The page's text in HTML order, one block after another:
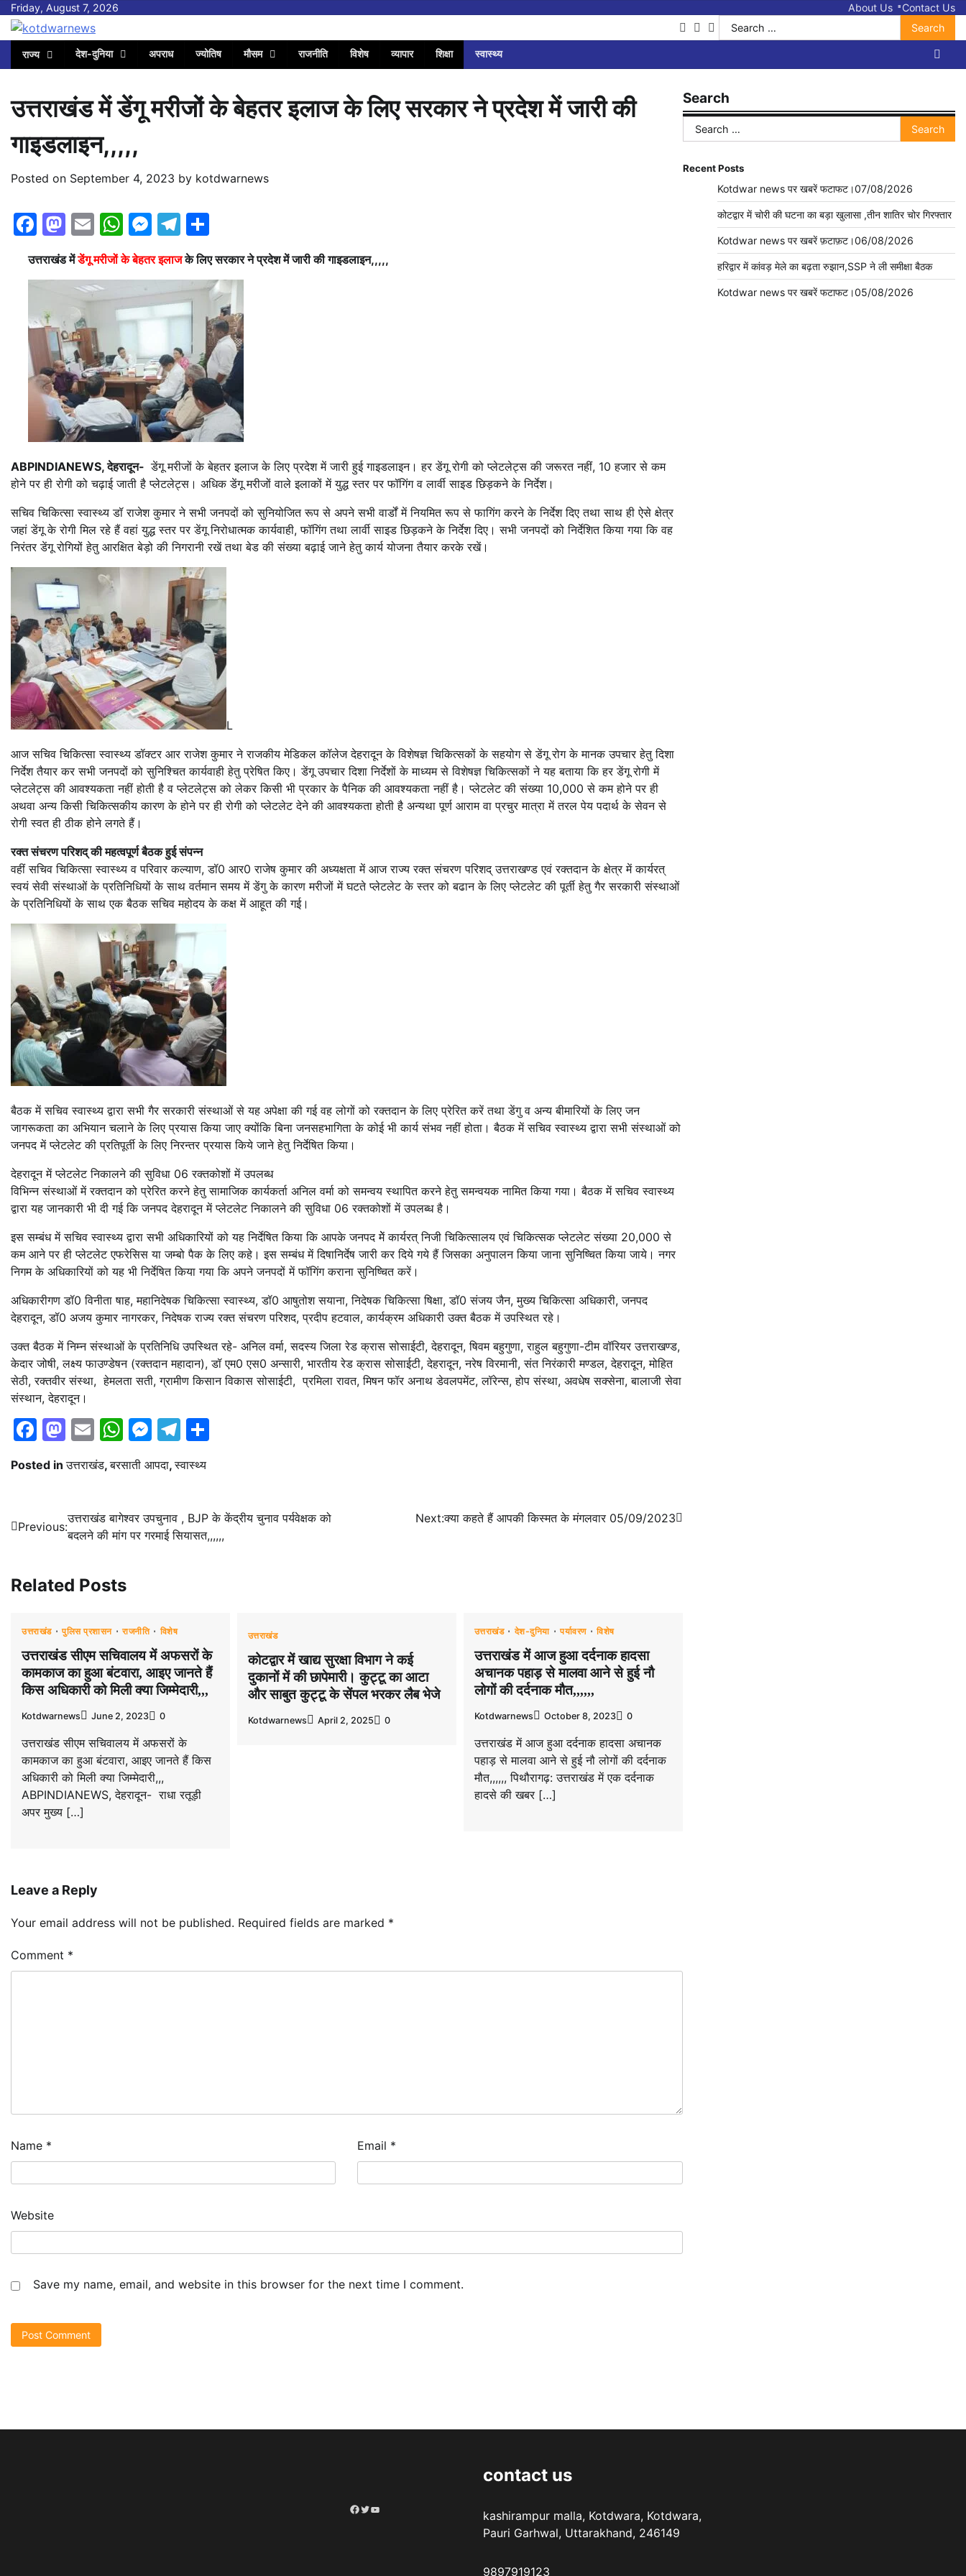
Skip
content
Friday, August 7, 2026 About Us Contact Us
facebook
twitter
youtube
Search
for:
राज्य देश-दुनिया अपराध ज्योतिष मौसम राजनीति विशेष व्यापार शिक्षा स्वास्थ्य
उत्तराखंड में डेंगू मरीजों के बेहतर इलाज के लिए सरकार ने प्रदेश में जारी की
गाइडलाइन,,,,,
Posted on September 4, 2023 by kotdwarnews
Facebook
Mastodon
EmailWhatsApp
Messenger
Telegram
उत्तराखंड मेंडेंगू मरीजों के बेहतर इलाजके लिए सरकार ने प्रदेश में जारी की गाइडलाइन,,,,,
ABPINDIANEWS, देहरादून- डेंगू मरीजों के बेहतर इलाज के लिए प्रदेश में जारी हुई गाइडलाइन। हर डेंगू रोगी को प्लेटलेट्स की जरूरत नहीं, 10 हजार से कम
होने पर ही रोगी को चढ़ाई जाती है प्लेटलेट्स। अधिक डेंगू मरीजों वाले इलाकों में युद्ध स्तर पर फॉगिंग व लार्वी साइड छिड़कने के निर्देश।
सचिव चिकित्सा स्वास्थ्य डॉ राजेश कुमार ने सभी जनपदों को सुनियोजित रूप से अपने सभी वार्डों में नियमित रूप से फागिंग करने के निर्देश दिए तथा साथ ही ऐसे क्षेत्र
जहां डेंगू के रोगी मिल रहे हैं वहां युद्ध स्तर पर डेंगू निरोधात्मक कार्यवाही, फॉगिंग तथा लार्वी साइड छिड़कने के निर्देश दिए। सभी जनपदों को निर्देशित किया गया कि वह
निरंतर डेंगू रोगियों हेतु आरक्षित बेड़ो की निगरानी रखें तथा बेड की संख्या बढ़ाई जाने हेतु कार्य योजना तैयार करके रखें।
L
आज सचिव चिकित्सा स्वास्थ्य डॉक्टर आर राजेश कुमार ने राजकीय मेडिकल कॉलेज देहरादून के विशेषज्ञ चिकित्सकों के सहयोग से डेंगू रोग के मानक उपचार हेतु दिशा
निर्देश तैयार कर सभी जनपदों को सुनिश्चित कार्यवाही हेतु प्रेषित किए। डेंगू उपचार दिशा निर्देशों के माध्यम से विशेषज्ञ चिकित्सकों ने यह बताया कि हर डेंगू रोगी में
प्लेटलेट्स की आवश्यकता नहीं होती है व प्लेटलेट्स को लेकर किसी भी प्रकार के पैनिक की आवश्यकता नहीं है। प्लेटलेट की संख्या 10,000 से कम होने पर ही
अथवा अन्य किसी चिकित्सकीय कारण के होने पर ही रोगी को प्लेटलेट देने की आवश्यकता होती है अन्यथा पूर्ण आराम वा प्रचुर मात्रा में तरल पेय पदार्थ के सेवन से
रोगी स्वत ही ठीक होने लगते हैं।
रक्त संचरण परिशद् की महत्वपूर्ण बैठक हुई संपन्न
वहीं सचिव चिकित्सा स्वास्थ्य व परिवार कल्याण, डॉ0 आर0 राजेष कुमार की अध्यक्षता में आज राज्य रक्त संचरण परिशद् उत्तराखण्ड एवं रक्तदान के क्षेत्र में कार्यरत्
स्वयं सेवी संस्थाओं के प्रतिनिधियों के साथ वर्तमान समय में डेंगु के कारण मरीजों में घटते प्लेटलेट के स्तर को बढान के लिए प्लेटलेट की पूर्ती हेतु गैर सरकारी संस्थाओं
के प्रतिनिधियों के साथ एक बैठक सचिव महोदय के कक्ष में आहूत की गई।
बैठक में सचिव स्वास्थ्य द्वारा सभी गैर सरकारी संस्थाओं से यह अपेक्षा की गई वह लोगों को रक्तदान के लिए प्रेरित करें तथा डेंगु व अन्य बीमारियों के लिए जन
जागरूकता का अभियान चलाने के लिए प्रयास किया जाए क्योंकि बिना जनसहभागिता के कोई भी कार्य संभव नहीं होता। बैठक में सचिव स्वास्थ्य द्वारा सभी संस्थाओं को
जनपद में प्लेटलेट की प्रतिपूर्ती के लिए निरन्तर प्रयास किये जाने हेतु निर्देषित किया।
देहरादून में प्लेटलेट निकालने की सुविधा 06 रक्तकोशों में उपलब्ध
विभिन्न संस्थाओं में रक्तदान को प्रेरित करने हेतु सामाजिक कार्यकर्ता अनिल वर्मा को समन्वय स्थापित करने हेतु समन्वयक नामित किया गया। बैठक में सचिव स्वास्थ्य
द्वारा यह जानकारी भी दी गई कि जनपद देहरादून में प्लेटलेट निकालने की सुविधा 06 रक्तकोशों में उपलब्ध है।
इस सम्बंध में सचिव स्वास्थ्य द्वारा सभी अधिकारियों को यह निर्देषित किया कि आपके जनपद मेें कार्यरत् निजी चिकित्सालय एवं चिकित्सक प्लेटलेट संख्या 20,000 से
कम आने पर ही प्लेटलेट एफरेसिस या जम्बो पैक के लिए कहे। इस सम्बंध में दिषानिर्देष जारी कर दिये गये हैं जिसका अनुपालन किया जाना सुनिष्चित किया जाये। नगर
निगम के अधिकारियों को यह भी निर्देषित किया गया कि अपने जनपदों में फॉगिंग कराना सुनिष्चित करें।
अधिकारीगण डॉ0 विनीता षाह, महानिदेषक चिकित्सा स्वास्थ्य, डॉ0 आषुतोश सयाना, निदेषक चिकित्सा षिक्षा, डॉ0 संजय जैन, मुख्य चिकित्सा अधिकारी, जनपद
देहरादून, डॉ0 अजय कुमार नागरकर, निदेषक राज्य रक्त संचरण परिशद, प्रदीप हटवाल, कार्यक्रम अधिकारी उक्त बैठक में उपस्थित रहे।
उक्त बैठक में निम्न संस्थाओं के प्रतिनिधि उपस्थित रहे- अनिल वर्मा, सदस्य जिला रेड क्रास सोसाईटी, देहरादून, षिवम बहुगुणा, राहुल बहुगुणा-टीम वॉरियर उत्तराखण्ड,
केदार जोषी, लक्ष्य फाउण्डेषन (रक्तदान महादान), डॉ एम0 एस0 अन्सारी, भारतीय रेड क्रास सोसाईटी, देहरादून, नरेष विरमानी, संत निरंकारी मण्डल, देहरादून, मोहित
सेठी, रक्तवीर संस्था, हेमलता सती, ग्रामीण किसान विकास सोसाईटी, प्रमिला रावत, मिषन फॉर अनाथ डेवलपमेंट, लॉरेन्स, होप संस्था, अवधेष सक्सेना, बालाजी सेवा
संस्थान, देहरादून।
Facebook
Mastodon
EmailWhatsApp
Messenger
Telegram
Posted inउत्तराखंड,बरसाती आपदा,स्वास्थ्य
Post
navigation
Previous:
उत्तराखंड बागेश्वर उपचुनाव , BJP के केंद्रीय चुनाव पर्यवेक्षक को
बदलने की मांग पर गरमाई सियासत,,,,,,
Next:क्या कहते हैं आपकी किस्मत के मंगलवार 05/09/2023
Related Posts
उत्तराखंड पुलिस प्रशासन राजनीति विशेष
उत्तराखंड सीएम सचिवालय में अफसरों के
कामकाज का हुआ बंटवारा, आइए जानते हैं
किस अधिकारी को मिली क्या जिम्मेदारी,,,
Kotdwarnews June 2, 2023 0
उत्तराखंड सीएम सचिवालय में अफसरों के
कामकाज का हुआ बंटवारा, आइए जानते हैं किस
अधिकारी को मिली क्या जिम्मेदारी,,,
ABPINDIANEWS, देहरादून- राधा रतूड़ी
अपर मुख्य […]
उत्तराखंड
कोटद्वार में खाद्य सुरक्षा विभाग ने कई
दुकानों में की छापेमारी। कुट्टू का आटा
और साबुत कुट्टू के सेंपल भरकर लैब भेजे
Kotdwarnews April 2, 2025 0
उत्तराखंड देश-दुनिया पर्यावरण विशेष
उत्तराखंड में आज हुआ दर्दनाक हादसा
अचानक पहाड़ से मालवा आने से हुई नौ
लोगों की दर्दनाक मौत,,,,,,
Kotdwarnews October 8, 2023 0
उत्तराखंड में आज हुआ दर्दनाक हादसा अचानक
पहाड़ से मालवा आने से हुई नौ लोगों की दर्दनाक
मौत,,,,,, पिथौरागढ़: उत्तराखंड में एक दर्दनाक
हादसे की खबर […]
Leave a Reply
Your email address will not be published. Required fields are marked *
Comment *
Name * Email *
Website
Save my name, email, and website in this browser for the next time I comment.
Search
Search
for:
Recent Posts
Kotdwar news पर खबरें फटाफट।07/08/2026
कोटद्वार में चोरी की घटना का बड़ा खुलासा ,तीन शातिर चोर गिरफ्तार
Kotdwar news पर खबरें फ़टाफ़ट।06/08/2026
हरिद्वार में कांवड़ मेले का बढ़ता रुझान,SSP ने ली समीक्षा बैठक
Kotdwar news पर खबरें फटाफट।05/08/2026
Facebook
Twitter
YouTube
contact us
kashirampur malla, Kotdwara, Kotdwara,
Pauri Garhwal, Uttarakhand, 246149
9897919123